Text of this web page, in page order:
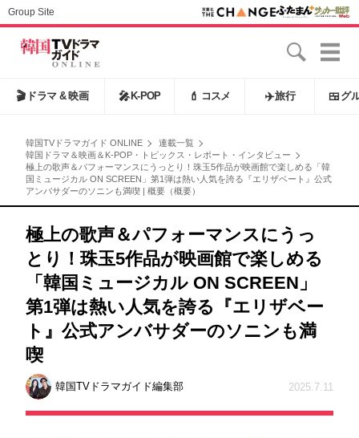
Group Site
🎬 ドラマ & 映画 🎤 K-POP 💄 コスメ ✈️旅行 🍱 グ
韓国TVドラマガイド ONLINE
連載一覧
韓国ドラマ＆映画＆K-POP・トピックス・レポート・インタビュー
極上の歌声＆パフォーマンスにうっとり！珠玉5作品が映画館で楽しめる「韓
国ミュージカル ON SCREEN」第1弾は熱い人気を誇る『エリザベート』公式
アンバサダーのソニンも満喫 | 概要（概要）
極上の歌声＆パフォーマンスにうっ
とり！珠玉5作品が映画館で楽しめる
「韓国ミュージカル ON SCREEN」
第1弾は熱い人気を誇る『エリザベー
ト』公式アンバサダーのソニンも満
喫
韓国TVドラマガイド編集部 2025.7.11